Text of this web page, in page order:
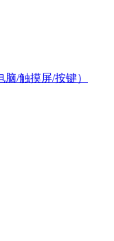
/触摸屏/按键）